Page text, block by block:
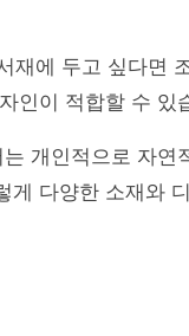
재에 두고 싶다면
인이 적합할 수 있
개인적으로 자연
다양한 소재와